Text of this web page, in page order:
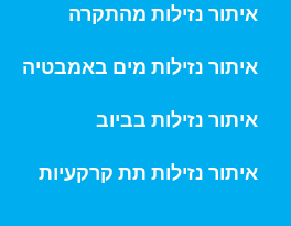
איתור נזילות מהתקרה
איתור נזילות מים באמבטיה
איתור נזילות בביוב
איתור נזילות תת קרקעיות